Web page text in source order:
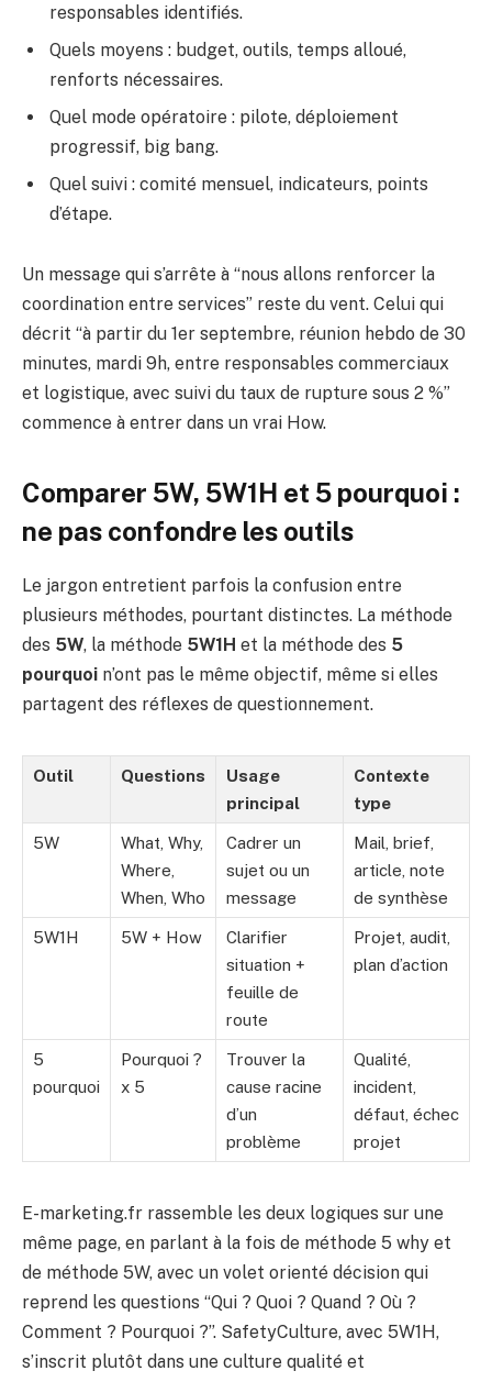
responsables identifiés.
Quels moyens : budget, outils, temps alloué,
renforts nécessaires.
Quel mode opératoire : pilote, déploiement
progressif, big bang.
Quel suivi : comité mensuel, indicateurs, points
d’étape.
Un message qui s’arrête à “nous allons renforcer la
coordination entre services” reste du vent. Celui qui
décrit “à partir du 1er septembre, réunion hebdo de 30
minutes, mardi 9h, entre responsables commerciaux
et logistique, avec suivi du taux de rupture sous 2 %”
commence à entrer dans un vrai How.
Comparer 5W, 5W1H et 5 pourquoi :
ne pas confondre les outils
Le jargon entretient parfois la confusion entre
plusieurs méthodes, pourtant distinctes. La méthode
des 5W, la méthode 5W1H et la méthode des 5
pourquoi n’ont pas le même objectif, même si elles
partagent des réflexes de questionnement.
Outil Questions
Usage
principal
Contexte
type
5W
What, Why,
Where,
When, Who
Cadrer un
sujet ou un
message
Mail, brief,
article, note
de synthèse
5W1H 5W + How
Clarifier
situation +
feuille de
route
Projet, audit,
plan d’action
5
pourquoi
Pourquoi ?
x 5
Trouver la
cause racine
d’un
problème
Qualité,
incident,
défaut, échec
projet
E-marketing.fr rassemble les deux logiques sur une
même page, en parlant à la fois de méthode 5 why et
de méthode 5W, avec un volet orienté décision qui
reprend les questions “Qui ? Quoi ? Quand ? Où ?
Comment ? Pourquoi ?”. SafetyCulture, avec 5W1H,
s’inscrit plutôt dans une culture qualité et